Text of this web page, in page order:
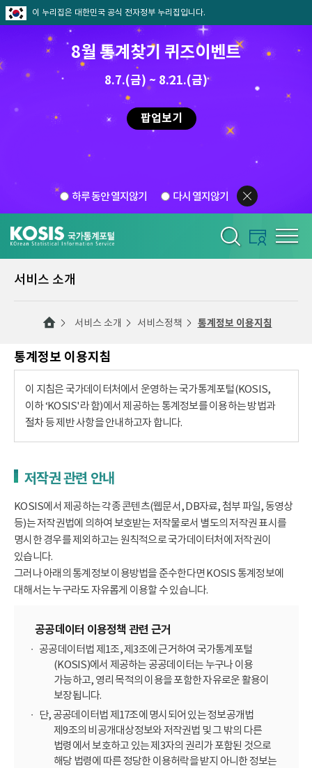
이 누리집은 대한민국 공식 전자정부 누리집입니다.
8월 통계찾기 퀴즈이벤트
8.7.(금) ~ 8.21.(금)
팝업보기
하루 동안 열지않기 다시 열지않기
서비스 소개
서비스 소개 서비스정책 통계정보 이용지침
통계정보 이용지침
이 지침은 국가데이터처에서 운영하는 국가통계포털(KOSIS,
이하 ‘KOSIS'라 함)에서 제공하는 통계정보를 이용하는 방법과
절차 등 제반 사항을 안내하고자 합니다.
저작권 관련 안내
KOSIS에서 제공하는 각종 콘텐츠(웹문서, DB자료, 첨부 파일, 동영상
등)는 저작권법에 의하여 보호받는 저작물로서 별도의 저작권 표시를
명시한 경우를 제외하고는 원칙적으로 국가데이터처에 저작권이
있습니다.
그러나 아래의 통계정보 이용방법을 준수한다면 KOSIS 통계정보에
대해서는 누구라도 자유롭게 이용할 수 있습니다.
공공데이터 이용정책 관련 근거
공공데이터법 제1조, 제3조에 근거하여 국가통계포털
(KOSIS)에서 제공하는 공공데이터는 누구나 이용
가능하고, 영리 목적의 이용을 포함한 자유로운 활용이
보장됩니다.
단, 공공데이터법 제17조에 명시되어 있는 정보공개법
제9조의 비공개대상정보와 저작권법 및 그 밖의 다른
법령에서 보호하고 있는 제3자의 권리가 포함된 것으로
해당 법령에 따른 정당한 이용허락을 받지 아니한 정보는